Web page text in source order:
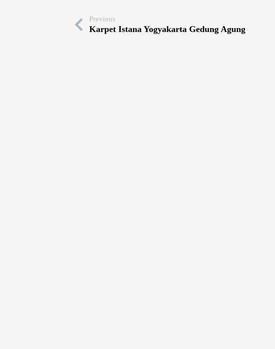
Previous
Karpet Istana Yogyakarta Gedung Agung